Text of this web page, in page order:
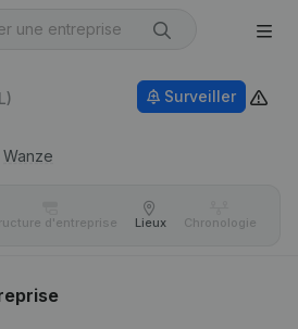
Wanze
Surveiller
d'entreprise Lieux Chronologie